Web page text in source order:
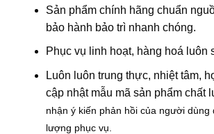
Sản phẩm chính hãng chuẩn
bảo hành bảo trì nhanh chóng.
Phục vụ linh hoạt, hàng hoá luôn
Luôn luôn trung thực, nhiệt tâm,
cập nhật mẫu mã sản phẩm chất
nhận ý kiến phản hồi của người dùng
lượng phục vụ.